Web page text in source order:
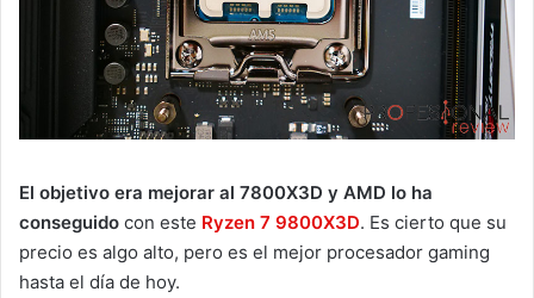
El objetivo era mejorar al 7800X3D y AMD lo ha
conseguido con este Ryzen 7 9800X3D. Es cierto que su
precio es algo alto, pero es el mejor procesador gaming
hasta el día de hoy.